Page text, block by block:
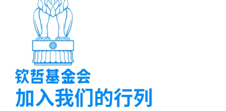
加入我们的行列